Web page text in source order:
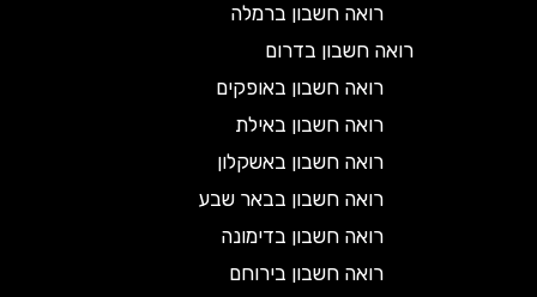
רואה חשבון ברמלה
רואה חשבון בדרום
רואה חשבון באופקים
רואה חשבון באילת
רואה חשבון באשקלון
רואה חשבון בבאר שבע
רואה חשבון בדימונה
רואה חשבון בירוחם